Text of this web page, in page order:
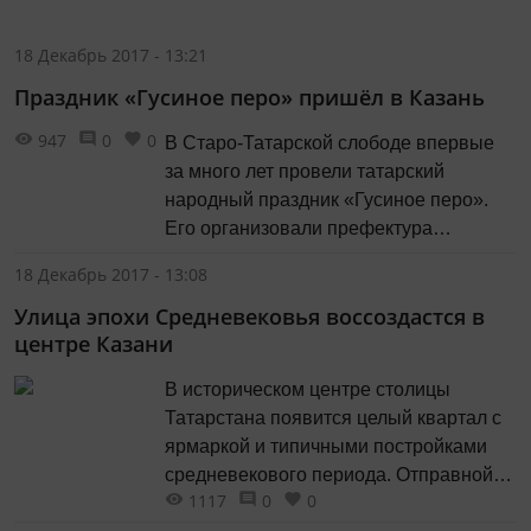
18 Декабрь 2017 - 13:21
Праздник «Гусиное перо» пришёл в Казань
В Старо-Татарской слободе впервые
за много лет провели татарский
народный праздник «Гусиное перо».
Его организовали префектура
Татарской слободы и благоустройства
озера Кабан и гостинично-
развлекательный комплекс «Татарская
театрализованное представление, гуся
ощипали по-настоящему и соблюли
главные элементы действа. А
первооткрывателем народного
праздника...
947 0 0
18 Декабрь 2017 - 13:08
Улица эпохи Средневековья воссоздастся в
центре Казани
В историческом центре столицы
Татарстана появится целый квартал с
ярмаркой и типичными постройками
средневекового периода. Отправной
точкой в возрождении улицы станет
1117 0
0